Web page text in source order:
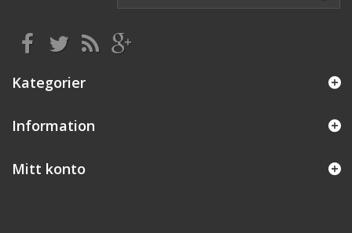
Kategorier
Information
Mitt konto